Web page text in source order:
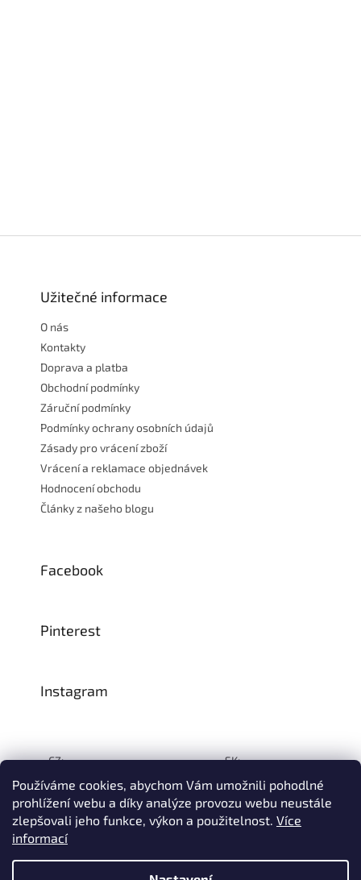
Používáme cookies, abychom Vám umožnili pohodlné
prohlížení webu a díky analýze provozu webu neustále
zlepšovali jeho funkce, výkon a použitelnost. Více
informací
Užitečné informace
O nás
Kontakty
Doprava a platba
Obchodní podmínky
Záruční podmínky
Podmínky ochrany osobních údajů
Zásady pro vrácení zboží
Vrácení a reklamace objednávek
Hodnocení obchodu
Články z našeho blogu
Facebook
Pinterest
Instagram
CZ: SK:
Vytvořil Shoptet
© 1993–2026INTEA SERVICE s.r.o.Všechna práva vyhrazena.